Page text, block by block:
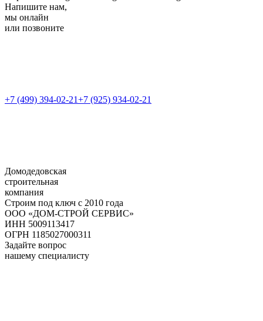
Напишите нам,
мы онлайн
или позвоните
+7 (499) 394-02-21+7 (925) 934-02-21
Домодедовская
строительная
компания
Строим под ключ с 2010 года
ООО «ДОМ-СТРОЙ СЕРВИС»
ИНН 5009113417
ОГРН 1185027000311
Задайте вопрос
нашему специалисту